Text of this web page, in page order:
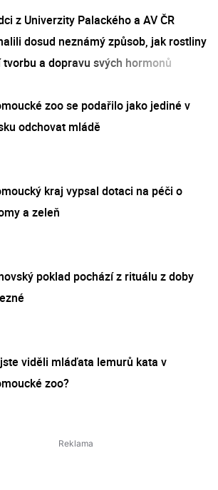
z Univerzity Palackého a AV ČR
dosud neznámý způsob, jak rostliny
tvorbu a dopravu svých hormonů
zoo se podařilo jako jediné v
odchovat mládě
kraj vypsal dotaci na péči o
a zeleň
poklad pochází z rituálu z doby
viděli mláďata lemurů kata v
zoo?